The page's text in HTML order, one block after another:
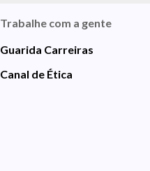
Trabalhe com a gente
Guarida Carreiras
Canal de Ética